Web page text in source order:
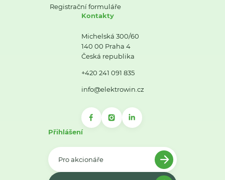
Registrační formuláře
Kontakty
Michelská 300/60
140 00 Praha 4
Česká republika
+420 241 091 835
info@elektrowin.cz
Přihlášení
Pro akcionáře